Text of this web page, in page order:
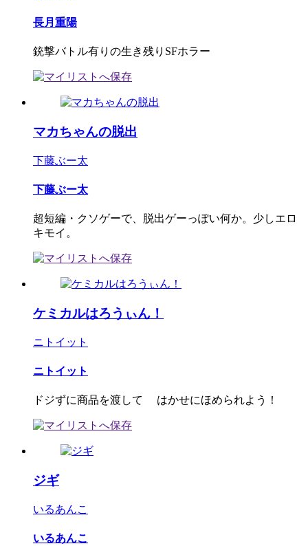
長月重陽
銃撃バトル有りの生き残りSFホラー
マカちゃんの脱出
下藤ぶー太
下藤ぶー太
超短編・クソゲーで、脱出ゲーっぽい何か。少しエロ
キモイ。
ケミカルはろうぃん！
ニトイット
ニトイット
ドジずに商品を渡して はかせにほめられよう！
ジギ
いるあんこ
いるあんこ